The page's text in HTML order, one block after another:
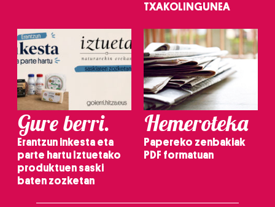
TXAKOLINGUNEA
Gure berri.
Erantzun inkesta eta
parte hartu Iztuetako
produktuen saski
baten zozketan
Hemeroteka
Papereko zenbakiak
PDF formatuan